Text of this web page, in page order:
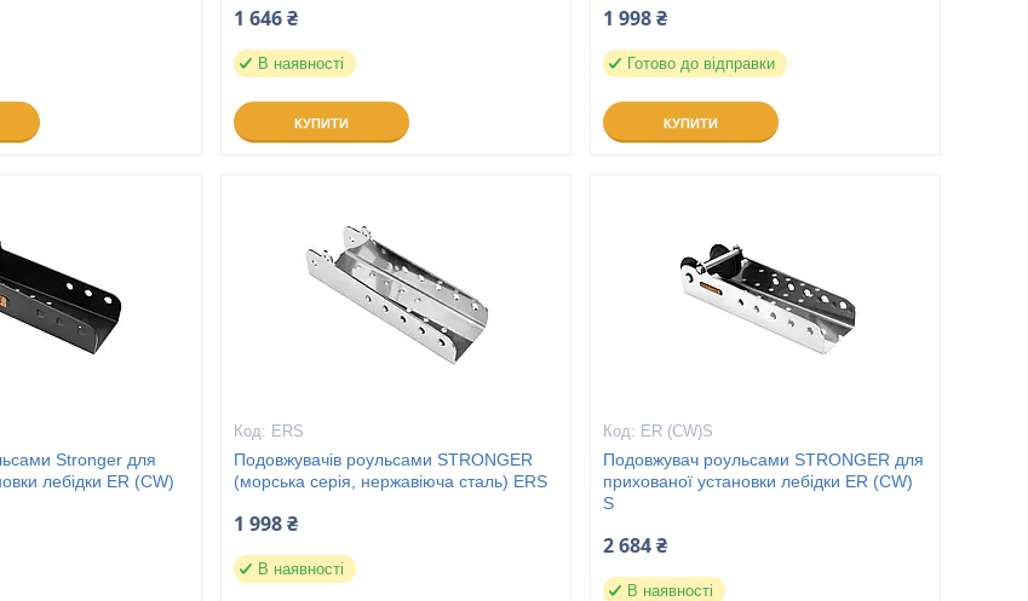
1 646 ₴
В наявності
КУПИТИ
1 998 ₴
Готово до відправки
КУПИТИ
Stronger для
лебідки ER (CW)
ERS
Подовжувачів роульсами STRONGER
(морська серія, нержавіюча сталь) ERS
1 998 ₴
В наявності
ER (CW)S
Подовжувач роульсами STRONGER для
прихованої установки лебідки ER (CW)
S
2 684 ₴
В наявності